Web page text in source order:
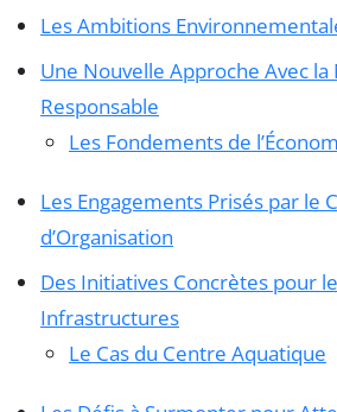
Les Ambitions
Une Nouvelle Approche Avec la
Responsable
Les Fondements de
Les Engagements Prisés par le
d’Organisation
Des Initiatives Concrètes pour
Infrastructures
Le Cas du Centre Aquatique